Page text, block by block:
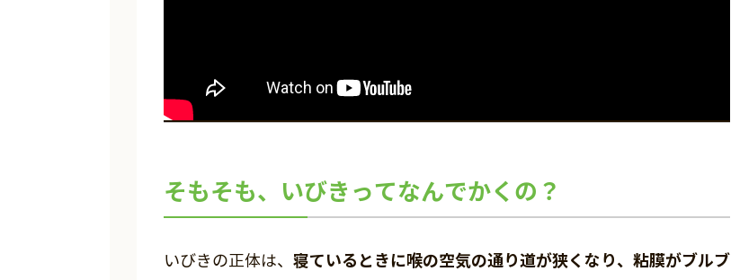
そもそも、いびきってなんでかくの？
いびきの正体は、 寝ているときに喉の空気の通り道が狭くなり、粘膜がブルブ